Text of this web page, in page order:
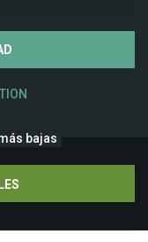
bajas